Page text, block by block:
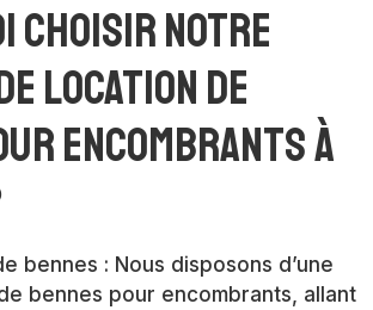
choisir notre
location de
encombrants à
bennes : Nous disposons d’une
bennes pour encombrants, allant